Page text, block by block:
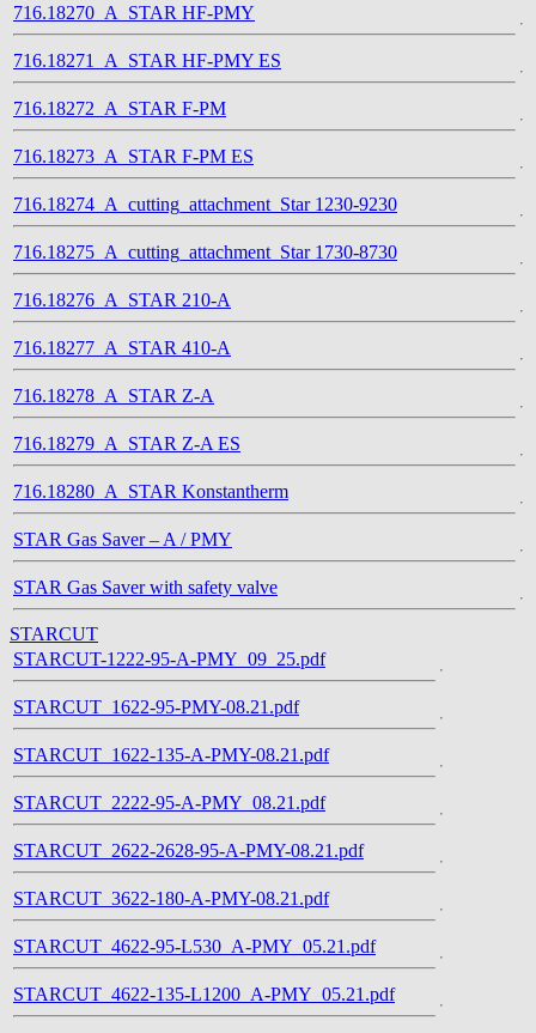
716.18270_A_STAR HF-PMY
716.18271_A_STAR HF-PMY ES
716.18272_A_STAR F-PM
716.18273_A_STAR F-PM ES
716.18274_A_cutting_attachment_Star 1230-9230
716.18275_A_cutting_attachment_Star 1730-8730
716.18276_A_STAR 210-A
716.18277_A_STAR 410-A
716.18278_A_STAR Z-A
716.18279_A_STAR Z-A ES
716.18280_A_STAR Konstantherm
STAR Gas Saver – A / PMY
STAR Gas Saver with safety valve
STARCUT
STARCUT-1222-95-A-PMY_09_25.pdf
STARCUT_1622-95-PMY-08.21.pdf
STARCUT_1622-135-A-PMY-08.21.pdf
STARCUT_2222-95-A-PMY_08.21.pdf
STARCUT_2622-2628-95-A-PMY-08.21.pdf
STARCUT_3622-180-A-PMY-08.21.pdf
STARCUT_4622-95-L530_A-PMY_05.21.pdf
STARCUT_4622-135-L1200_A-PMY_05.21.pdf